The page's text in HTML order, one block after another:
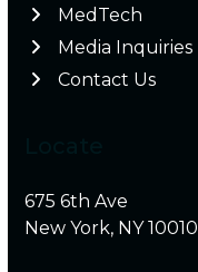
MedTech
Media Inquiries
Contact Us
675 6th Ave
New York, NY 10010